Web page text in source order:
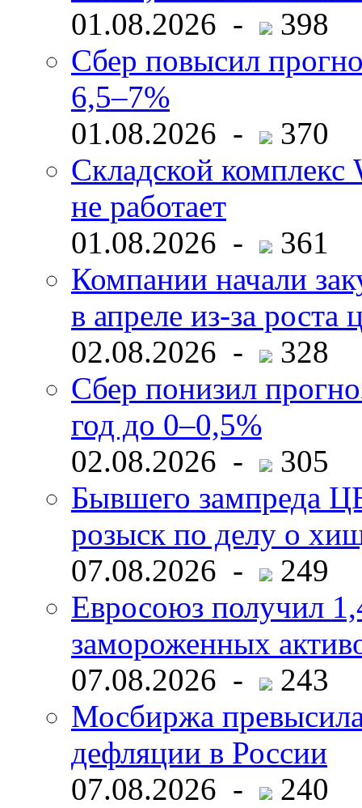
01.08.2026 -
398
Сбер повысил
6,5–7%
01.08.2026 -
370
Складской комплекс
не работает
01.08.2026 -
361
Компании начали
в апреле из-за роста
02.08.2026 -
328
Сбер понизил
год до 0–0,5%
02.08.2026 -
305
Бывшего зампреда
розыск по делу о
07.08.2026 -
249
Евросоюз получил
замороженных
07.08.2026 -
243
Мосбиржа
дефляции в России
07.08.2026 -
240